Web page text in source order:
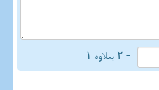
= ۲ بعلاوه ۱